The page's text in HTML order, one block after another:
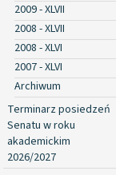
2009 - XLVII
2008 - XLVII
2008 - XLVI
2007 - XLVI
Archiwum
Terminarz posiedzeń
Senatu w roku
akademickim
2026/2027